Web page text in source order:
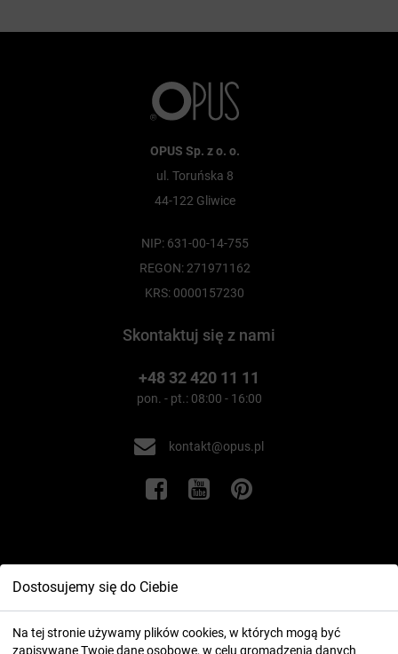
Dostosujemy się do Ciebie
Na tej stronie używamy plików cookies, w których mogą być
zapisywane Twoje dane osobowe, w celu gromadzenia danych
OPUS Sp. z o. o.
ul. Toruńska 8
44-122 Gliwice
NIP: 631-00-14-755
REGON: 271971162
KRS: 0000157230
Skontaktuj się z nami
+48 32 420 11 11
pon. - pt.: 08:00 - 16:00
kontakt@opus.pl
Informacje
Twoje konto